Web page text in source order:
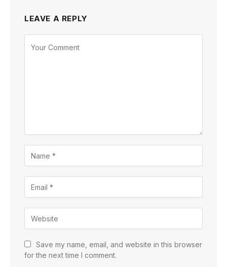
LEAVE A REPLY
Save my name, email, and website in this browser
for the next time I comment.